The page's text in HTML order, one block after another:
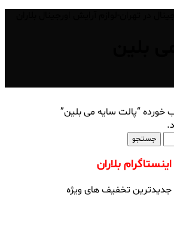
“پالت سایه می بلین”
جستجو
اینستاگرام بلاران
جدیدترین تخفیف های ویژه